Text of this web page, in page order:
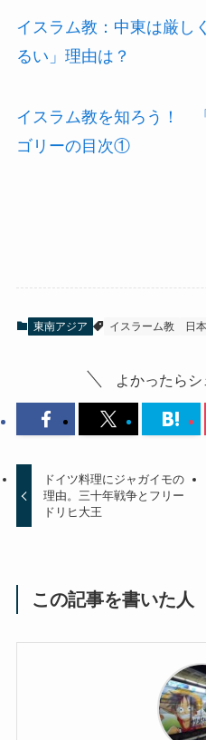
イスラム教：中東は厳し
るい」理由は？
イスラム教を知ろう！
ゴリーの目次①
東南アジア イスラーム教 日本
よかったらシ
ドイツ料理にジャガイモの
理由。三十年戦争とフリー
ドリヒ大王
この記事を書いた人